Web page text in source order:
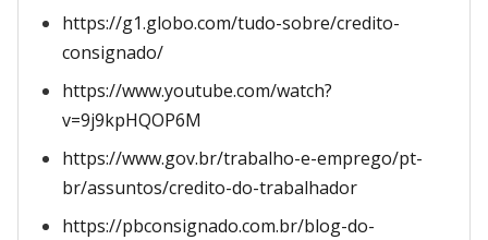
https://g1.globo.com/tudo-sobre/credito-
consignado/
https://www.youtube.com/watch?
v=9j9kpHQOP6M
https://www.gov.br/trabalho-e-emprego/pt-
br/assuntos/credito-do-trabalhador
https://pbconsignado.com.br/blog-do-